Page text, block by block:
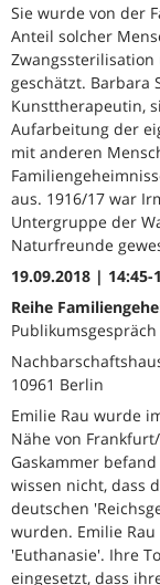
Sie wurde von der
Anteil solcher
geschätzt. Barbara
Kunsttherapeutin,
Aufarbeitung der
mit anderen
aus. 1916/17 war
Untergruppe der
Naturfreunde
19.09.2018 | 14:45-
Reihe
10961 Berlin
Emilie Rau wurde
Nähe von
Gaskammer
wissen nicht, dass
deutschen
wurden. Emilie
'Euthanasie'. Ihre
eingesetzt, dass